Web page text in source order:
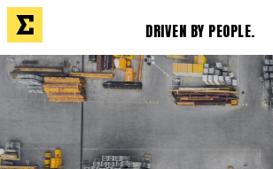
DRIVEN BY PEOPLE.